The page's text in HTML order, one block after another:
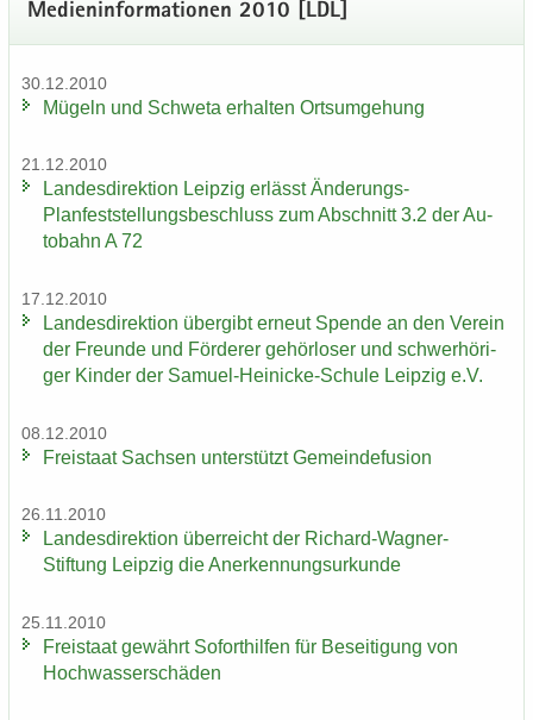
Me­di­en­in­for­ma­tio­nen 2010 [LDL]
30.12.2010
Mü­geln und Schwe­ta er­hal­ten Orts­um­ge­hung
21.12.2010
Lan­des­di­rek­ti­on Leip­zig er­lässt Änderungs-​
Planfeststellungsbeschluss zum Ab­schnitt 3.2 der Au­
to­bahn A 72
17.12.2010
Lan­des­di­rek­ti­on über­gibt er­neut Spen­de an den Ver­ein
der Freun­de und För­de­rer ge­hör­lo­ser und schwer­hö­ri­
ger Kin­der der Samuel-​Heinicke-Schule Leip­zig e.V.
08.12.2010
Frei­staat Sach­sen un­ter­stützt Ge­mein­de­fu­si­on
26.11.2010
Lan­des­di­rek­ti­on über­reicht der Richard-​Wagner-
Stiftung Leip­zig die An­er­ken­nungs­ur­kun­de
25.11.2010
Frei­staat ge­währt So­fort­hil­fen für Be­sei­ti­gung von
Hoch­was­ser­schä­den